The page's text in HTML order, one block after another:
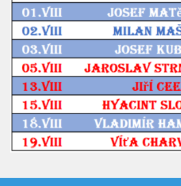
Hráči
Realizační tým
Zápasy
Ml. žáci
Hráči
Realizační tým
Zápasy